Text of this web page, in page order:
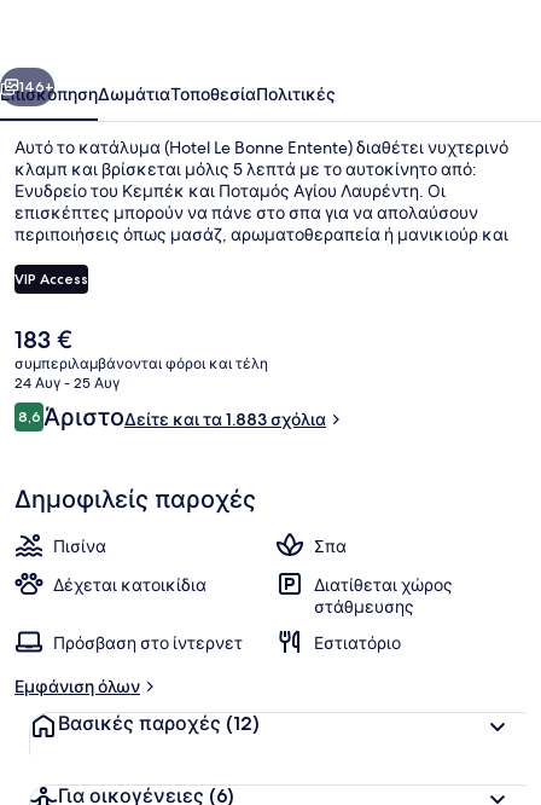
Επόμενο
146+
ΕπισκόπησηΔωμάτιαΤοποθεσίαΠολιτικές
Αυτό το κατάλυμα (Hotel Le Bonne Entente) διαθέτει νυχτερινό
κλαμπ και βρίσκεται μόλις 5 λεπτά με το αυτοκίνητο από:
Ενυδρείο του Κεμπέκ και Ποταμός Αγίου Λαυρέντη. Οι
επισκέπτες μπορούν να πάνε στο σπα για να απολαύσουν
περιποιήσεις όπως μασάζ, αρωματοθεραπεία ή μανικιούρ και
από τα 2 εστιατόρια που λειτουργούν, σερβίρει βραδινό. Σε αυτό
το ξενοδοχείο (πολυτελείας) προσφέρονται επίσης παροχές
όλο το 24ωρο και μπανιέρα υδρομασάζ. Άλλοι ταξιδιώτες λένε
εξαιρετικά πράγματα για την πισίνα και το εξυπηρετικό
προσωπικό.
VIP Access
Η
τρέχουσα
τιμή
είναι
183 €
183 €
συμπεριλαμβάνονται φόροι και τέλη
24 Αυγ - 25 Αυγ
Σχόλια
8,68,6 στα 10
ΆριστοΔείτε και τα 1.883 σχόλια
Δημοφιλείς παροχές
Πισίνα
Σπα
Δέχεται κατοικίδια
Διατίθεται χώρος
στάθμευσης
Πρόσβαση στο ίντερνετ
Εστιατόριο
Εμφάνιση όλων
Βασικές παροχές (12)
Για οικογένειες (6)